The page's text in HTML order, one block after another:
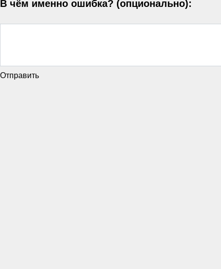
В чём именно ошибка? (опционально):
Отправить